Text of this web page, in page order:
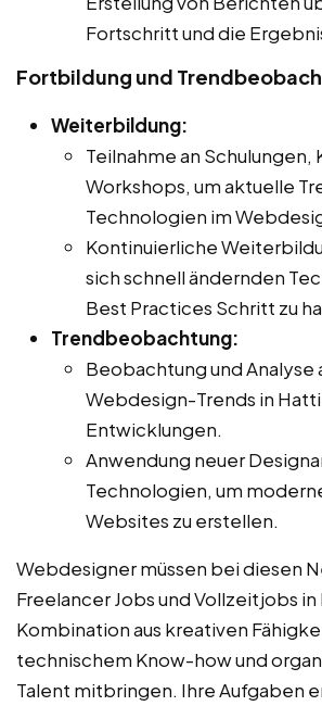
Fortschritt und die
Fortbildung und
Weiterbildung:
Teilnahme an Schulungen,
Workshops, um aktuelle
Technologien im
Kontinuierliche
sich schnell ändernden
Best Practices Schritt zu
Trendbeobachtung:
Beobachtung und Analyse
Webdesign-Trends in
Entwicklungen.
Anwendung neuer
Technologien, um
Websites zu erstellen.
Webdesigner müssen bei diesen
Freelancer Jobs und Vollzeitjobs
Kombination aus kreativen
technischem Know-how und
Talent mitbringen. Ihre Aufgaben